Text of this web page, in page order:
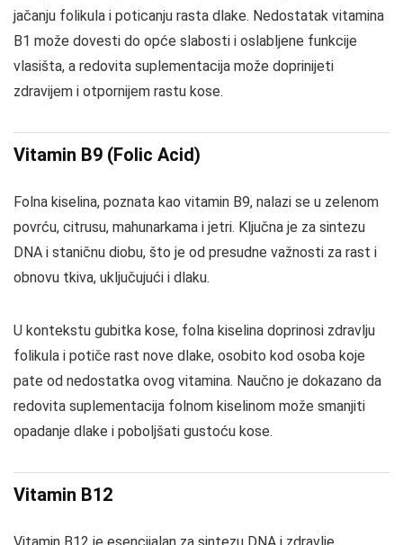
jačanju folikula i poticanju rasta dlake. Nedostatak vitamina
B1 može dovesti do opće slabosti i oslabljene funkcije
vlasišta, a redovita suplementacija može doprinijeti
zdravijem i otpornijem rastu kose.
Vitamin B9 (Folic Acid)
Folna kiselina, poznata kao vitamin B9, nalazi se u zelenom
povrću, citrusu, mahunarkama i jetri. Ključna je za sintezu
DNA i staničnu diobu, što je od presudne važnosti za rast i
obnovu tkiva, uključujući i dlaku.
U kontekstu gubitka kose, folna kiselina doprinosi zdravlju
folikula i potiče rast nove dlake, osobito kod osoba koje
pate od nedostatka ovog vitamina. Naučno je dokazano da
redovita suplementacija folnom kiselinom može smanjiti
opadanje dlake i poboljšati gustoću kose.
Vitamin B12